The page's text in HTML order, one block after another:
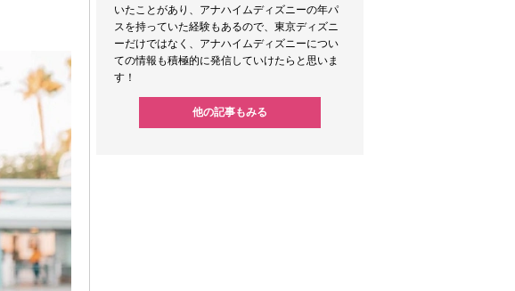
いたことがあり、アナハイムディズニーの年パ
スを持っていた経験もあるので、東京ディズニ
ーだけではなく、アナハイムディズニーについ
ての情報も積極的に発信していけたらと思いま
す！
他の記事もみる